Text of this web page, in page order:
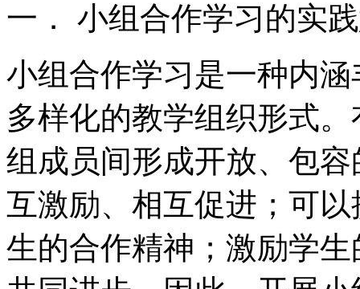
一． 小组合作学习的实
小组合作学习是一种内
多样化的教学组织形式
组成员间形成开放、包
互激励、相互促进；可
生的合作精神；激励学